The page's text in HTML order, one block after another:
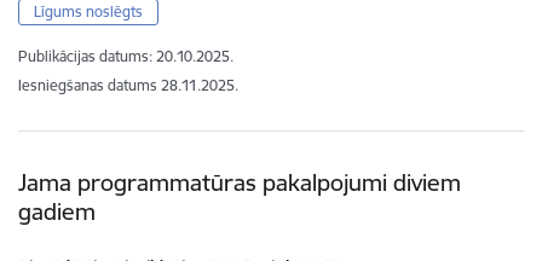
Līgums noslēgts
Publikācijas datums: 20.10.2025.
Iesniegšanas datums 28.11.2025.
Jama programmatūras pakalpojumi diviem
gadiem